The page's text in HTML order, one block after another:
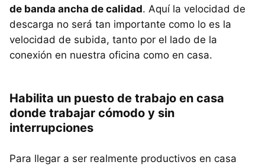
de banda ancha de calidad. Aquí la velocidad de
descarga no será tan importante como lo es la
velocidad de subida, tanto por el lado de la
conexión en nuestra oficina como en casa.
Habilita un puesto de trabajo en casa
donde trabajar cómodo y sin
interrupciones
Para llegar a ser realmente productivos en casa